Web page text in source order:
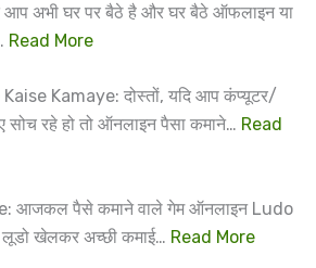
आप अभी घर पर बैठे है और घर बैठे ऑफलाइन या
Read More
Kamaye: दोस्तों, यदि आप कंप्यूटर/
रहे हो तो ऑनलाइन पैसा कमाने… Read
आजकल पैसे कमाने वाले गेम ऑनलाइन Ludo
खेलकर अच्छी कमाई… Read More